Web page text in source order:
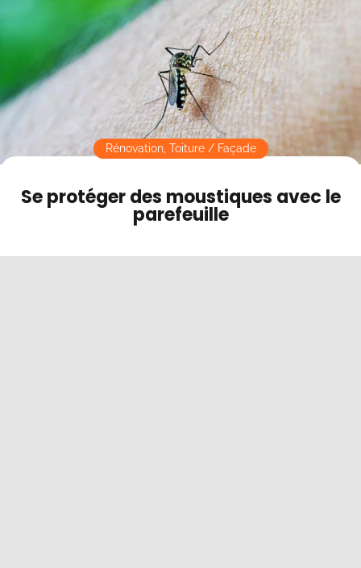
Mode sombre
Se protéger des moustiques avec le
parefeuille
Rénovation, Toiture / Façade